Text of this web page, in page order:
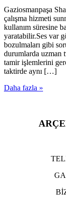
Gaziosmanpaşa
çalışma hizmeti
kullanım süresine
yaratabilir.Ses var
bozulmaları gibi
durumlarda uzman
tamir işlemlerini
taktirde aynı […]
Daha fazla »